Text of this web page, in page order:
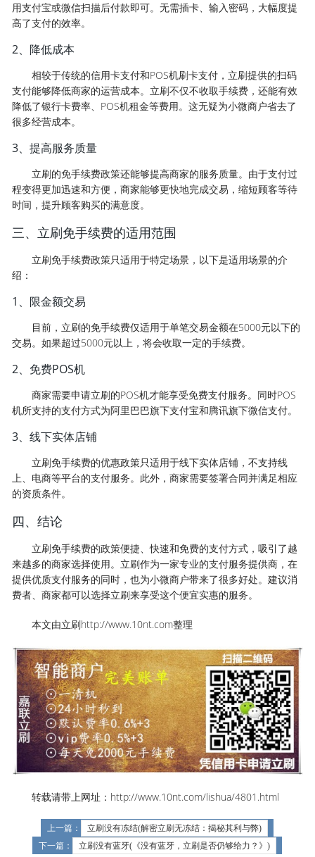
用支付宝或微信扫描后付款即可。无需插卡、输入密码，大幅度提
高了支付的效率。
2、降低成本
相较于传统的信用卡支付和POS机刷卡支付，立刷提供的扫码
支付能够降低商家的运营成本。立刷不仅不收取手续费，还能有效
降低了银行卡费率、POS机租金等费用。这无疑为小微商户省去了
很多经营成本。
3、提高服务质量
立刷的免手续费政策还能够提高商家的服务质量。由于支付过
程变得更加迅速和方便，商家能够更快地完成交易，缩短顾客等待
时间，提升顾客购买的满意度。
三、立刷免手续费的适用范围
立刷免手续费政策只适用于特定场景，以下是适用场景的介
绍：
1、限金额交易
目前，立刷的免手续费仅适用于单笔交易金额在5000元以下的
交易。如果超过5000元以上，将会收取一定的手续费。
2、免费POS机
商家需要申请立刷的POS机才能享受免费支付服务。同时POS
机所支持的支付方式为阿里巴巴旗下支付宝和腾讯旗下微信支付。
3、线下实体店铺
立刷免手续费的优惠政策只适用于线下实体店铺，不支持线
上、电商等平台的支付服务。此外，商家需要签署合同并满足相应
的资质条件。
四、结论
立刷免手续费的政策便捷、快速和免费的支付方式，吸引了越
来越多的商家选择使用。立刷作为一家专业的支付服务提供商，在
提供优质支付服务的同时，也为小微商户带来了很多好处。建议消
费者、商家都可以选择立刷来享受这个便宜实惠的服务。
本文由立刷http://www.10nt.com整理
转载请带上网址：http://www.10nt.com/lishua/4801.html
上一篇：
立刷没有冻结(解密立刷无冻结：揭秘其利与弊)
下一篇：
立刷没有蓝牙(《没有蓝牙，立刷是否仍够给力？》)